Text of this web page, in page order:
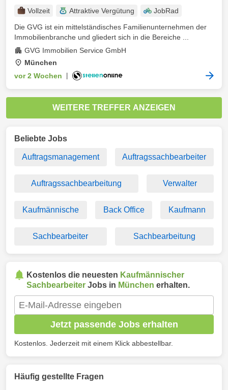
Vollzeit Attraktive Vergütung
JobRad
Die GVG ist ein mittelständisches Familienunternehmen der
Immobilienbranche und gliedert sich in die Bereiche ...
GVG Immobilien Service GmbH
München
vor 2 Wochen
WEITERE TREFFER ANZEIGEN
Beliebte Jobs
Auftragsmanagement Auftragssachbearbeiter
Auftragssachbearbeitung Verwalter
Kaufmännische Back Office Kaufmann
Sachbearbeiter Sachbearbeitung
Kostenlos die neuesten Kaufmännischer
Sachbearbeiter Jobs in München erhalten.
Jetzt passende Jobs erhalten
Kostenlos. Jederzeit mit einem Klick abbestellbar.
Häufig gestellte Fragen